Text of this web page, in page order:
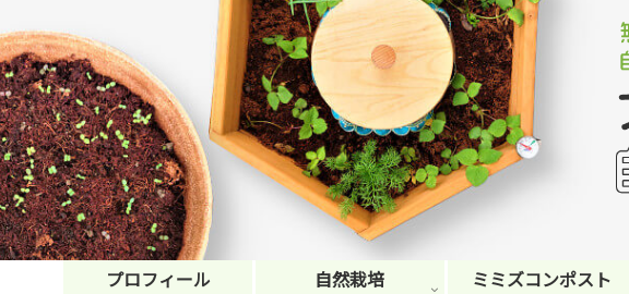
プロフィール 自然栽培 ミミズコンポスト